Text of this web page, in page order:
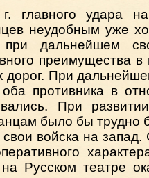
главного удара
неудобным уже
при дальнейшем
преимущества в
дорог. При
оба противника в
При
было бы трудно
войска на запад.
Русском театре